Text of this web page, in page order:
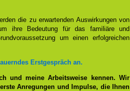
die zu erwartenden Auswirkungen von
ihre Bedeutung für das familiäre und
um einen erfolgreichen
Erstgespräch an.
und meine Arbeitsweise kennen. Wir
Anregungen und Impulse, die Ihnen